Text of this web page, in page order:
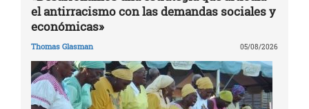
el antirracismo con las demandas sociales y
económicas»
Thomas Glasman 05/08/2026